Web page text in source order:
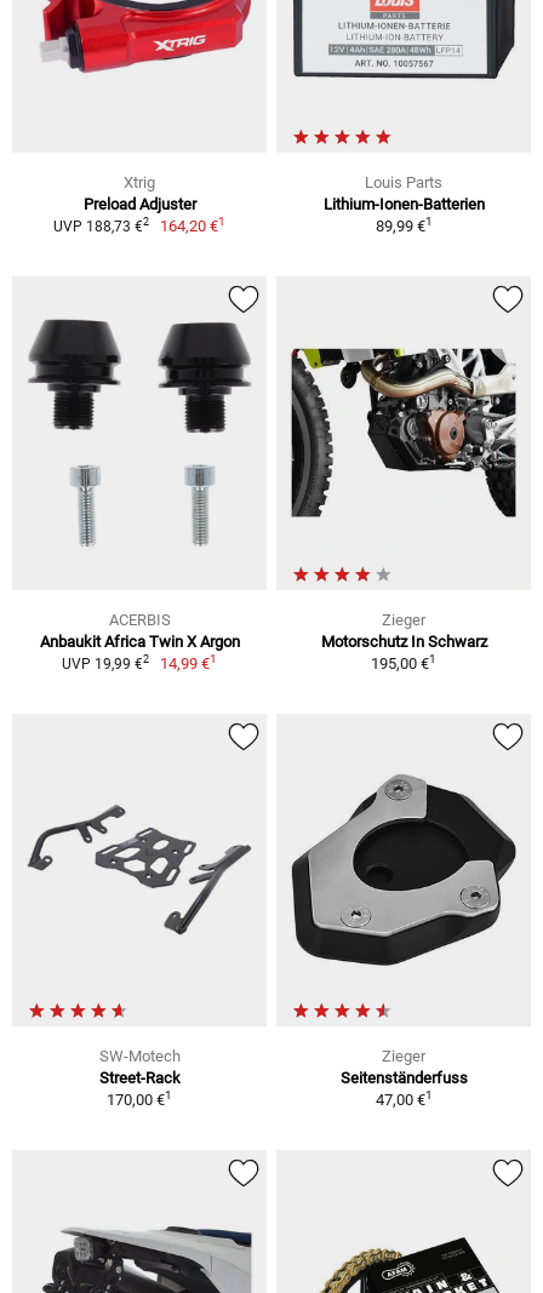
Xtrig
Preload Adjuster
UVP 188,73 €2 164,20 €1
Louis Parts
Lithium-Ionen-Batterien
89,99 €1
ACERBIS
Anbaukit Africa Twin X Argon
UVP 19,99 €2 14,99 €1
Zieger
Motorschutz In Schwarz
195,00 €1
SW-Motech
Street-Rack
170,00 €1
Zieger
Seitenständerfuss
47,00 €1